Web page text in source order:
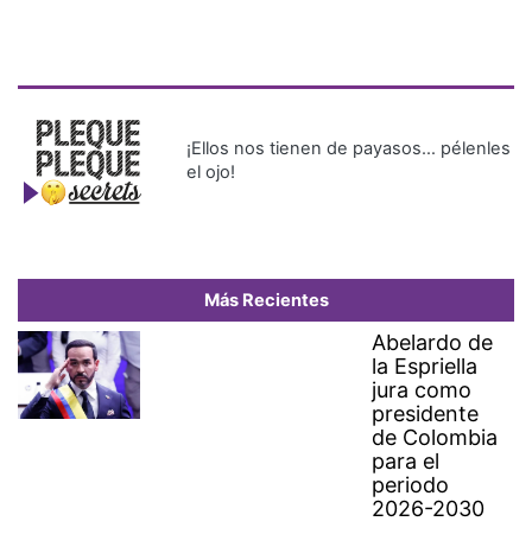
¡Ellos nos tienen de payasos… pélenles
el ojo!
Más Recientes
Abelardo de
la Espriella
jura como
presidente
de Colombia
para el
periodo
2026-2030